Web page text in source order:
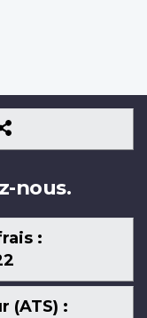
Suivez-
nous
nous.
:
(ATS) :